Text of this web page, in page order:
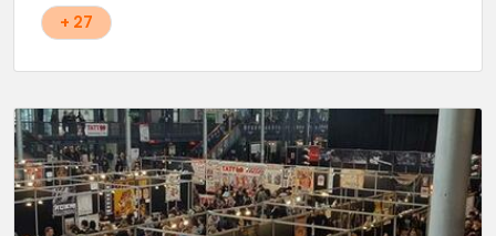
d'autres styles.
+ 27